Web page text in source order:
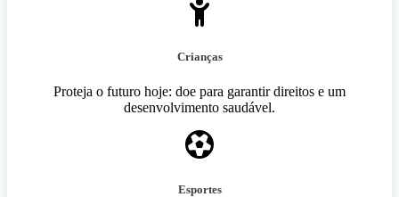
Crianças
Proteja o futuro hoje: doe para garantir direitos e um
desenvolvimento saudável.
Esportes